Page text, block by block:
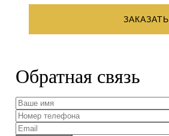
ЗАКАЗАТЬ
Обратная связь